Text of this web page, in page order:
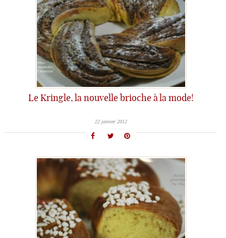
Le Kringle, la nouvelle brioche à la mode!
22 janvier 2012